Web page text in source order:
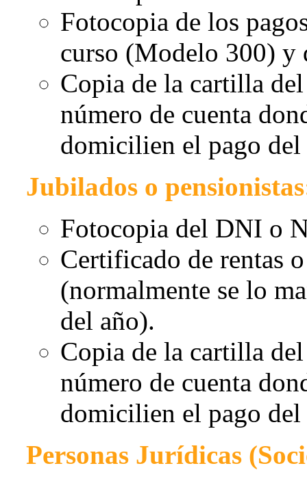
Fotocopia de los
curso (Modelo 300)
Copia de la cartilla
número de cuenta
domicilien el pago
Jubilados o
Fotocopia del DNI o
Certificado de rentas
(normalmente se lo
del año).
Copia de la cartilla
número de cuenta
domicilien el pago
Personas Jurídicas